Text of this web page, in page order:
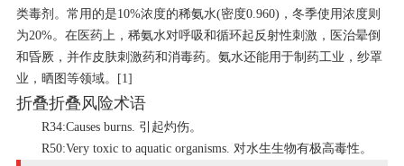
类毒剂。常用的是10%浓度的稀氨水(密度0.960)，冬季使用浓度则
为20%。在医药上，稀氨水对呼吸和循环起反射性刺激，医治晕倒
和昏厥，并作皮肤刺激药和消毒药。氨水还能用于制药工业，纱罩
业，晒图等领域。 [1]
折叠折叠风险术语
R34:Causes burns. 引起灼伤。
R50:Very toxic to aquatic organisms. 对水生生物有极高毒性。